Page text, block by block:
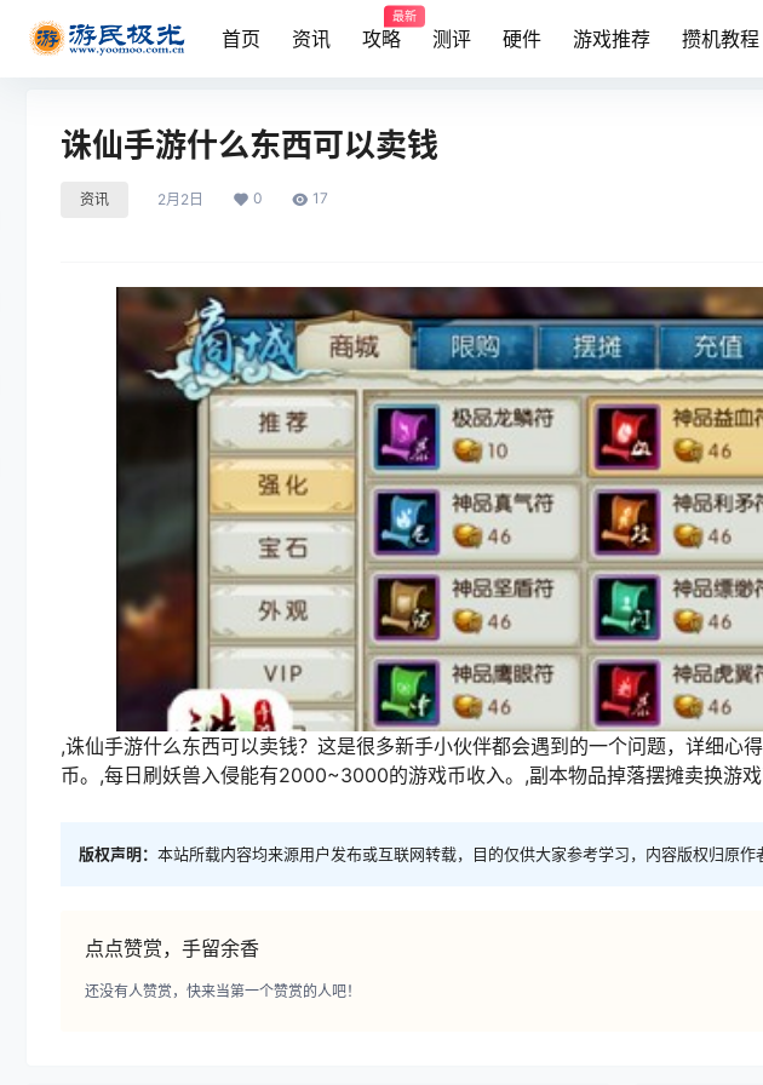
首页 资讯 攻略
最新
测评 硬件 游戏推荐 攒机教程
诛仙手游什么东西可以卖钱
资讯 2月2日 0 17
,诛仙手游什么东西可以卖钱？这是很多新手小伙伴都会遇到的一个问题，详细心
币。,每日刷妖兽入侵能有2000~3000的游戏币收入。,副本物品掉落摆摊卖换游戏
版权声明： 本站所载内容均来源用户发布或互联网转载，目的仅供大家参考学习，内容版权归原作
点点赞赏，手留余香
还没有人赞赏，快来当第一个赞赏的人吧！